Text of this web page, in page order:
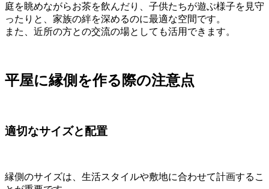
庭を眺めながらお茶を飲んだり、子供たちが遊ぶ様子を見守
ったりと、家族の絆を深めるのに最適な空間です。
また、近所の方との交流の場としても活用できます。
平屋に縁側を作る際の注意点
適切なサイズと配置
縁側のサイズは、生活スタイルや敷地に合わせて計画するこ